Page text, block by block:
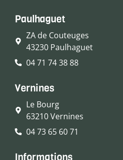
Paulhaguet
ZA de Couteuges
43230 Paulhaguet
04 71 74 38 88
Vernines
Le Bourg
63210 Vernines
04 73 65 60 71
Informations